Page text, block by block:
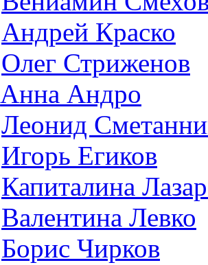
Андрей Краско
Олег Стриженов
Анна Андро
Леонид
Игорь Егиков
Капиталина
Валентина Левко
Борис Чирков